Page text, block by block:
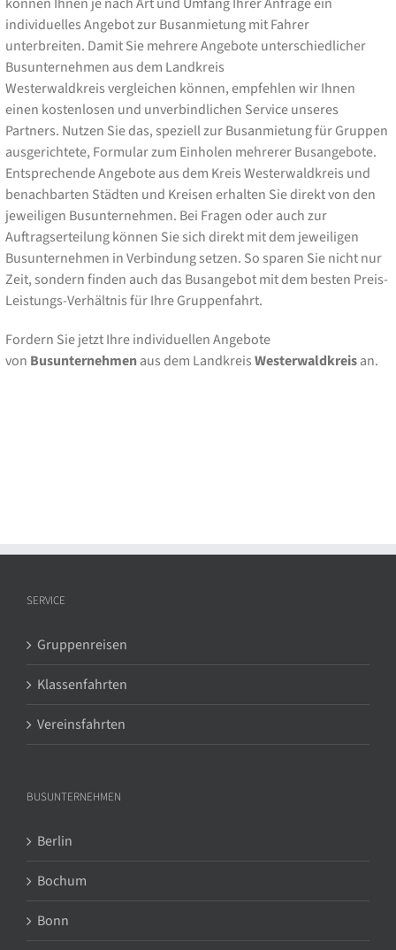
individuelles Angebot zur Busanmietung mit Fahrer
unterbreiten. Damit Sie mehrere Angebote unterschiedlicher
Busunternehmen aus dem Landkreis
Westerwaldkreis vergleichen können, empfehlen wir Ihnen
einen kostenlosen und unverbindlichen Service unseres
Partners. Nutzen Sie das, speziell zur Busanmietung für Gruppen
ausgerichtete, Formular zum Einholen mehrerer Busangebote.
Entsprechende Angebote aus dem Kreis Westerwaldkreis und
benachbarten Städten und Kreisen erhalten Sie direkt von den
jeweiligen Busunternehmen. Bei Fragen oder auch zur
Auftragserteilung können Sie sich direkt mit dem jeweiligen
Busunternehmen in Verbindung setzen. So sparen Sie nicht nur
Zeit, sondern finden auch das Busangebot mit dem besten Preis-
Leistungs-Verhältnis für Ihre Gruppenfahrt.
Fordern Sie jetzt Ihre individuellen Angebote
von Busunternehmenaus dem LandkreisWesterwaldkreisan.
SERVICE
Gruppenreisen
Klassenfahrten
Vereinsfahrten
BUSUNTERNEHMEN
Berlin
Bochum
Bonn